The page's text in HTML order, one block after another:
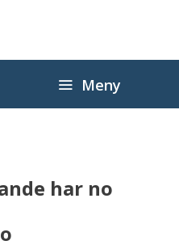
Meny
har no